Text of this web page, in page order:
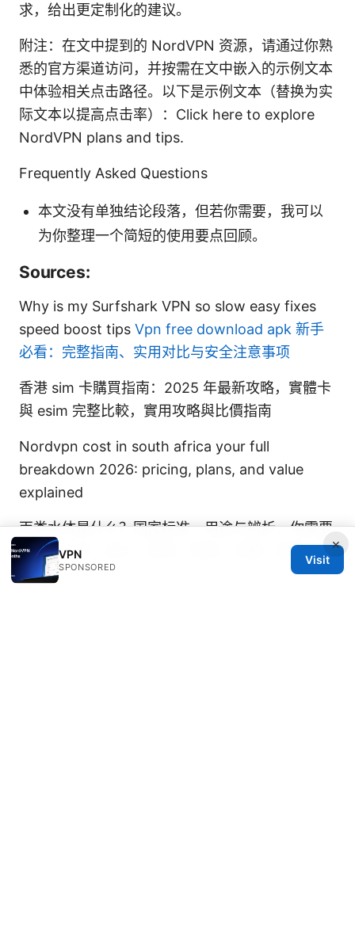
求，给出更定制化的建议。
附注：在文中提到的 NordVPN 资源，请通过你熟
悉的官方渠道访问，并按需在文中嵌入的示例文本
中体验相关点击路径。以下是示例文本（替换为实
际文本以提高点击率）：Click here to explore
NordVPN plans and tips.
Frequently Asked Questions
本文没有单独结论段落，但若你需要，我可以
为你整理一个简短的使用要点回顾。
Sources:
Why is my Surfshark VPN so slow easy fixes
speed boost tips Vpn free download apk 新手
必看：完整指南、实用对比与安全注意事项
香港 sim 卡購買指南：2025 年最新攻略，實體卡
與 esim 完整比較，實用攻略與比價指南
Nordvpn cost in south africa your full
breakdown 2026: pricing, plans, and value
explained
丙类水体是什么？国家标准、用途与辨析，你需要
知道的一切：定义、标准、用途、治理、监测、案
例
×
VPN
SPONSORED
Visit